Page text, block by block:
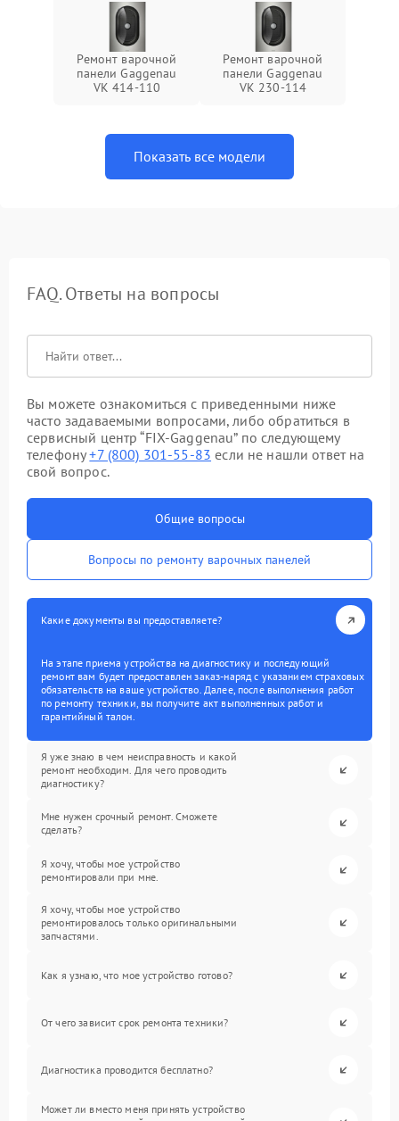
Ремонт варочной
панели Gaggenau
VK 414-110
Ремонт варочной
панели Gaggenau
VK 230-114
Показать все модели
FAQ. Ответы на вопросы
Вы можете ознакомиться с приведенными ниже
часто задаваемыми вопросами, либо обратиться в
сервисный центр “FIX-Gaggenau” по следующему
телефону+7 (800) 301-55-83 если не нашли ответ на
свой вопрос.
Общие вопросы
Вопросы по ремонту варочных панелей
Какие документы вы предоставляете?
На этапе приема устройства на диагностику и последующий
ремонт вам будет предоставлен заказ-наряд с указанием страховых
обязательств на ваше устройство. Далее, после выполнения работ
по ремонту техники, вы получите акт выполненных работ и
гарантийный талон.
Я уже знаю в чем неисправность и какой
ремонт необходим. Для чего проводить
диагностику?
Мне нужен срочный ремонт. Сможете
сделать?
Я хочу, чтобы мое устройство
ремонтировали при мне.
Я хочу, чтобы мое устройство
ремонтировалось только оригинальными
запчастями.
Как я узнаю, что мое устройство готово?
От чего зависит срок ремонта техники?
Диагностика проводится бесплатно?
Может ли вместо меня принять устройство